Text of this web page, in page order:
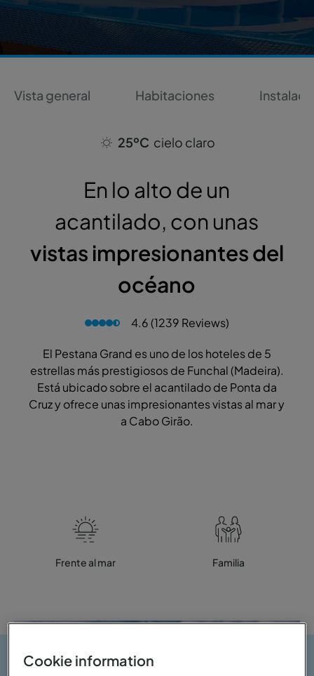
Vista general Habitaciones
25ºC cielo claro
En lo alto de un
acantilado, con unas
vistas impresionantes del
océano
4.6 (1239 Reviews)
El Pestana Grand es uno de los hoteles de 5
estrellas más prestigiosos de Funchal (Madeira).
Está ubicado sobre el acantilado de Ponta da
Cruz y ofrece unas impresionantes vistas al mar y
a Cabo Girão.
Frente al mar Familia
Cookie information